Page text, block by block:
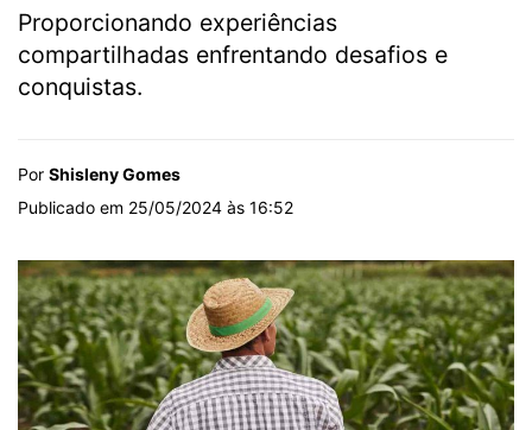
Proporcionando experiências
compartilhadas enfrentando desafios e
conquistas.
Por Shisleny Gomes
Publicado em 25/05/2024 às 16:52